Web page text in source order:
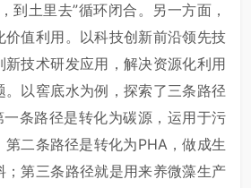
到土里去”循环闭合。另一方面，
价值利用。以科技创新前沿领先技
技术研发应用，解决资源化利用
。以窖底水为例，探索了三条路径
一条路径是转化为碳源，运用于污
二条路径是转化为PHA，做成生
；第三条路径就是用来养微藻生产